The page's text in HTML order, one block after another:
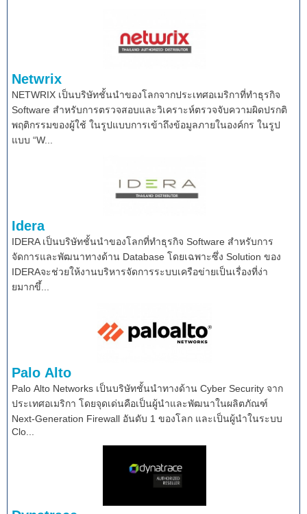
Netwrix
NETWRIX เป็นบริษัทชั้นนำของโลกจากประเทศอเมริกาที่ทำธุรกิจ
Software สำหรับการตรวจสอบและวิเคราะห์ตรวจจับความผิดปรกติ
พฤติกรรมของผู้ใช้ ในรูปแบบการเข้าถึงข้อมูลภายในองค์กร ในรูป
แบบ “W...
Idera
IDERA เป็นบริษัทชั้นนำของโลกที่ทำธุรกิจ Software สำหรับการ
จัดการและพัฒนาทางด้าน Database โดยเฉพาะซึ่ง Solution ของ
IDERAจะช่วยให้งานบริหารจัดการระบบเครือข่ายเป็นเรื่องที่ง่า
ยมากขึ้...
Palo Alto
Palo Alto Networks เป็นบริษัทชั้นนำทางด้าน Cyber Security จาก
ประเทศอเมริกา โดยจุดเด่นคือเป็นผู้นำและพัฒนาในผลิตภัณฑ์
Next-Generation Firewall อันดับ 1 ของโลก และเป็นผู้นำในระบบ
Clo...